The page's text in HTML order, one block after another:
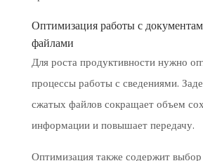
Оптимизация работы с
файлами
Для роста продуктивности нужно
процессы работы с сведениями.
сжатых файлов сокращает объем
информации и повышает передачу.
Оптимизация также содержит